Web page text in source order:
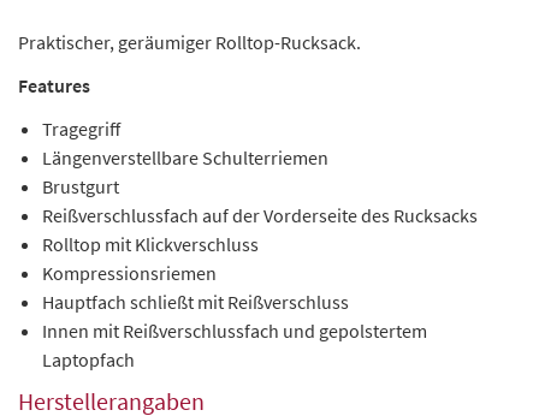
Praktischer, geräumiger Rolltop-Rucksack.
Features
Tragegriff
Längenverstellbare Schulterriemen
Brustgurt
Reißverschlussfach auf der Vorderseite des Rucksacks
Rolltop mit Klickverschluss
Kompressionsriemen
Hauptfach schließt mit Reißverschluss
Innen mit Reißverschlussfach und gepolstertem
Laptopfach
Herstellerangaben